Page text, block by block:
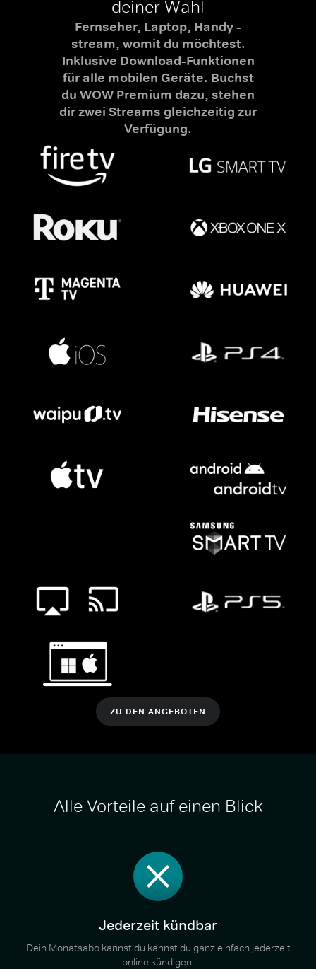
deiner Wahl
Fernseher, Laptop, Handy -
stream, womit du möchtest.
Inklusive Download-Funktionen
für alle mobilen Geräte. Buchst
du WOW Premium dazu, stehen
dir zwei Streams gleichzeitig zur
Verfügung.
ZU DEN ANGEBOTEN
Alle Vorteile auf einen Blick
Jederzeit kündbar
Dein Monatsabo kannst du kannst du ganz einfach jederzeit
online kündigen.